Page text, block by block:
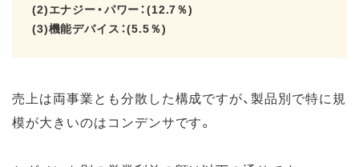
(2)エナジー・パワー：(12.7％)
(3)機能デバイス：(5.5％)
売上は両事業とも分散した構成ですが、製品別で特に規
模が大きいのはコンデンサです。